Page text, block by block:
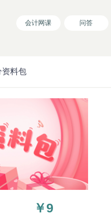
问答
会计网课
资料包
￥9